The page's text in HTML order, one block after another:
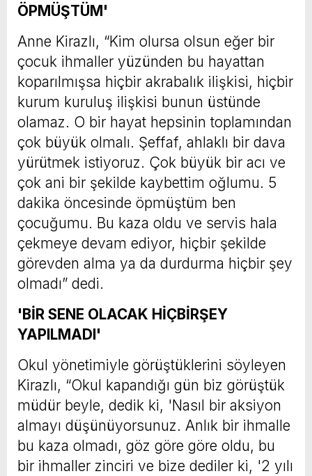
ÖPMÜŞTÜM'
Anne Kirazlı, “Kim olursa olsun eğer bir
çocuk ihmaller yüzünden bu hayattan
koparılmışsa hiçbir akrabalık ilişkisi, hiçbir
kurum kuruluş ilişkisi bunun üstünde
olamaz. O bir hayat hepsinin toplamından
çok büyük olmalı. Şeffaf, ahlaklı bir dava
yürütmek istiyoruz. Çok büyük bir acı ve
çok ani bir şekilde kaybettim oğlumu. 5
dakika öncesinde öpmüştüm ben
çocuğumu. Bu kaza oldu ve servis hala
çekmeye devam ediyor, hiçbir şekilde
görevden alma ya da durdurma hiçbir şey
olmadı” dedi.
'BİR SENE OLACAK HİÇBİRŞEY
YAPILMADI'
Okul yönetimiyle görüştüklerini söyleyen
Kirazlı, “Okul kapandığı gün biz görüştük
müdür beyle, dedik ki, 'Nasıl bir aksiyon
almayı düşünüyorsunuz. Anlık bir ihmalle
bu kaza olmadı, göz göre göre oldu, bu
bir ihmaller zinciri ve bize dediler ki, '2 yılı